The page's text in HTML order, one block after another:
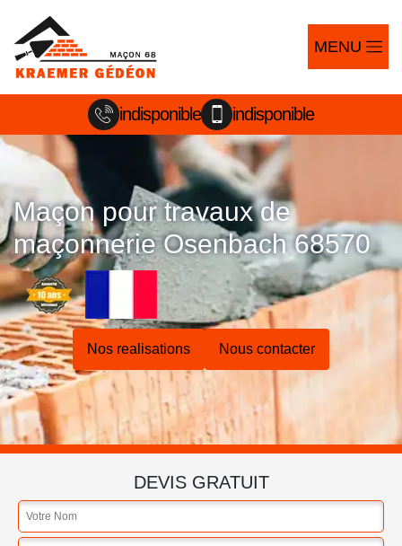
MENU
indisponible indisponible
Maçon pour travaux de
maçonnerie Osenbach 68570
Nos realisations Nous contacter
DEVIS GRATUIT